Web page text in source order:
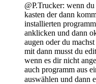
@P.Trucker: wenn
kasten der dann
installierten
anklicken und dann
augen oder du
mit dann musst du
wenn es dir nicht
auch programm aus
auswählen und dann